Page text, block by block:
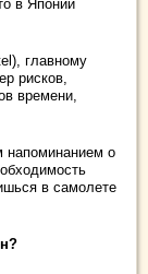
в Японии
главному
рисков,
времени,
напоминанием о
в самолете